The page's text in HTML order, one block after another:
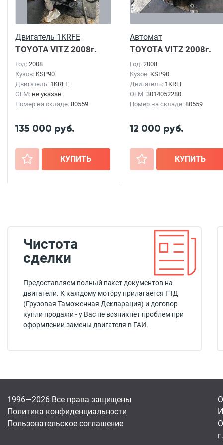
Двигатель 1KRFE
TOYOTA VITZ 2008г.
Год: 2008
Кузов: KSP90
Двигатель: 1KRFE
OEM: не указан
Номер на складе: 80559
135 000 руб.
+ КУПИТЬ
Автомат
TOYOTA VITZ 2008г.
Год: 2008
Кузов: KSP90
Двигатель: 1KRFE
OEM: 3014052280
Номер на складе: 80559
12 000 руб.
+ КУПИТЬ
Чистота
сделки
Предоставляем полный пакет документов на
двигатели. К каждому мотору прилагается ГТД
(Грузовая Таможенная Декларация) и договор
купли продажи - у Вас не возникнет проблем при
оформлении замены двигателя в ГАИ.
1996—2026 Все права защищены
Политика конфиденциальности
Пользовательское соглашение